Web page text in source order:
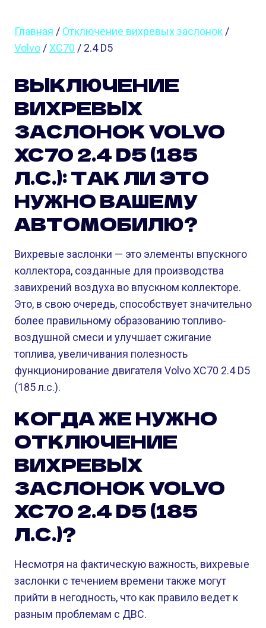
Главная / Отключение вихревых заслонок /
Volvo /XC70 / 2.4 D5
ВЫКЛЮЧЕНИЕ
ВИХРЕВЫХ
ЗАСЛОНОК VOLVO
XC70 2.4 D5 (185
Л.С.): ТАК ЛИ ЭТО
НУЖНО ВАШЕМУ
АВТОМОБИЛЮ?
Вихревые заслонки — это элементы впускного
коллектора, созданные для производства
завихрений воздуха во впускном коллекторе.
Это, в свою очередь, способствует значительно
более правильному образованию топливо-
воздушной смеси и улучшает сжигание
топлива, увеличивания полезность
функционирование двигателя Volvo XC70 2.4 D5
(185 л.с.).
КОГДА ЖЕ НУЖНО
ОТКЛЮЧЕНИЕ
ВИХРЕВЫХ
ЗАСЛОНОК VOLVO
XC70 2.4 D5 (185
Л.С.)?
Несмотря на фактическую важность, вихревые
заслонки с течением времени также могут
прийти в негодность, что как правило ведет к
разным проблемам с ДВС.